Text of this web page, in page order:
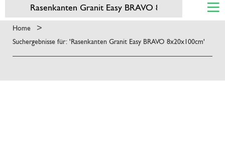
Home >
Suchergebnisse für: 'Rasenkanten Granit Easy BRAVO 8x20x100cm'